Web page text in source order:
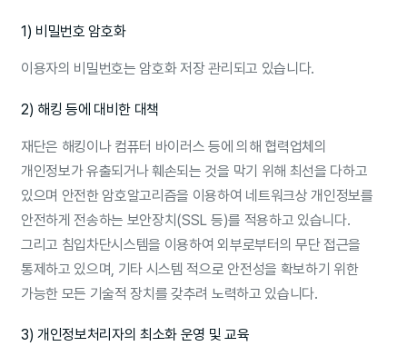
1) 비밀번호 암호화
이용자의 비밀번호는 암호화 저장 관리되고 있습니다.
2) 해킹 등에 대비한 대책
재단은 해킹이나 컴퓨터 바이러스 등에 의해 협력업체의
개인정보가 유출되거나 훼손되는 것을 막기 위해 최선을 다하고
있으며 안전한 암호알고리즘을 이용하여 네트워크상 개인정보를
안전하게 전송하는 보안장치(SSL 등)를 적용하고 있습니다.
그리고 침입차단시스템을 이용하여 외부로부터의 무단 접근을
통제하고 있으며, 기타 시스템 적으로 안전성을 확보하기 위한
가능한 모든 기술적 장치를 갖추려 노력하고 있습니다.
3) 개인정보처리자의 최소화 운영 및 교육